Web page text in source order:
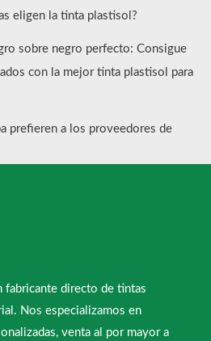
eligen la tinta plastisol?
sobre negro perfecto: Consigue
con la mejor tinta plastisol para
prefieren a los proveedores de
fabricante directo de tintas
Nos especializamos en
venta al por mayor a